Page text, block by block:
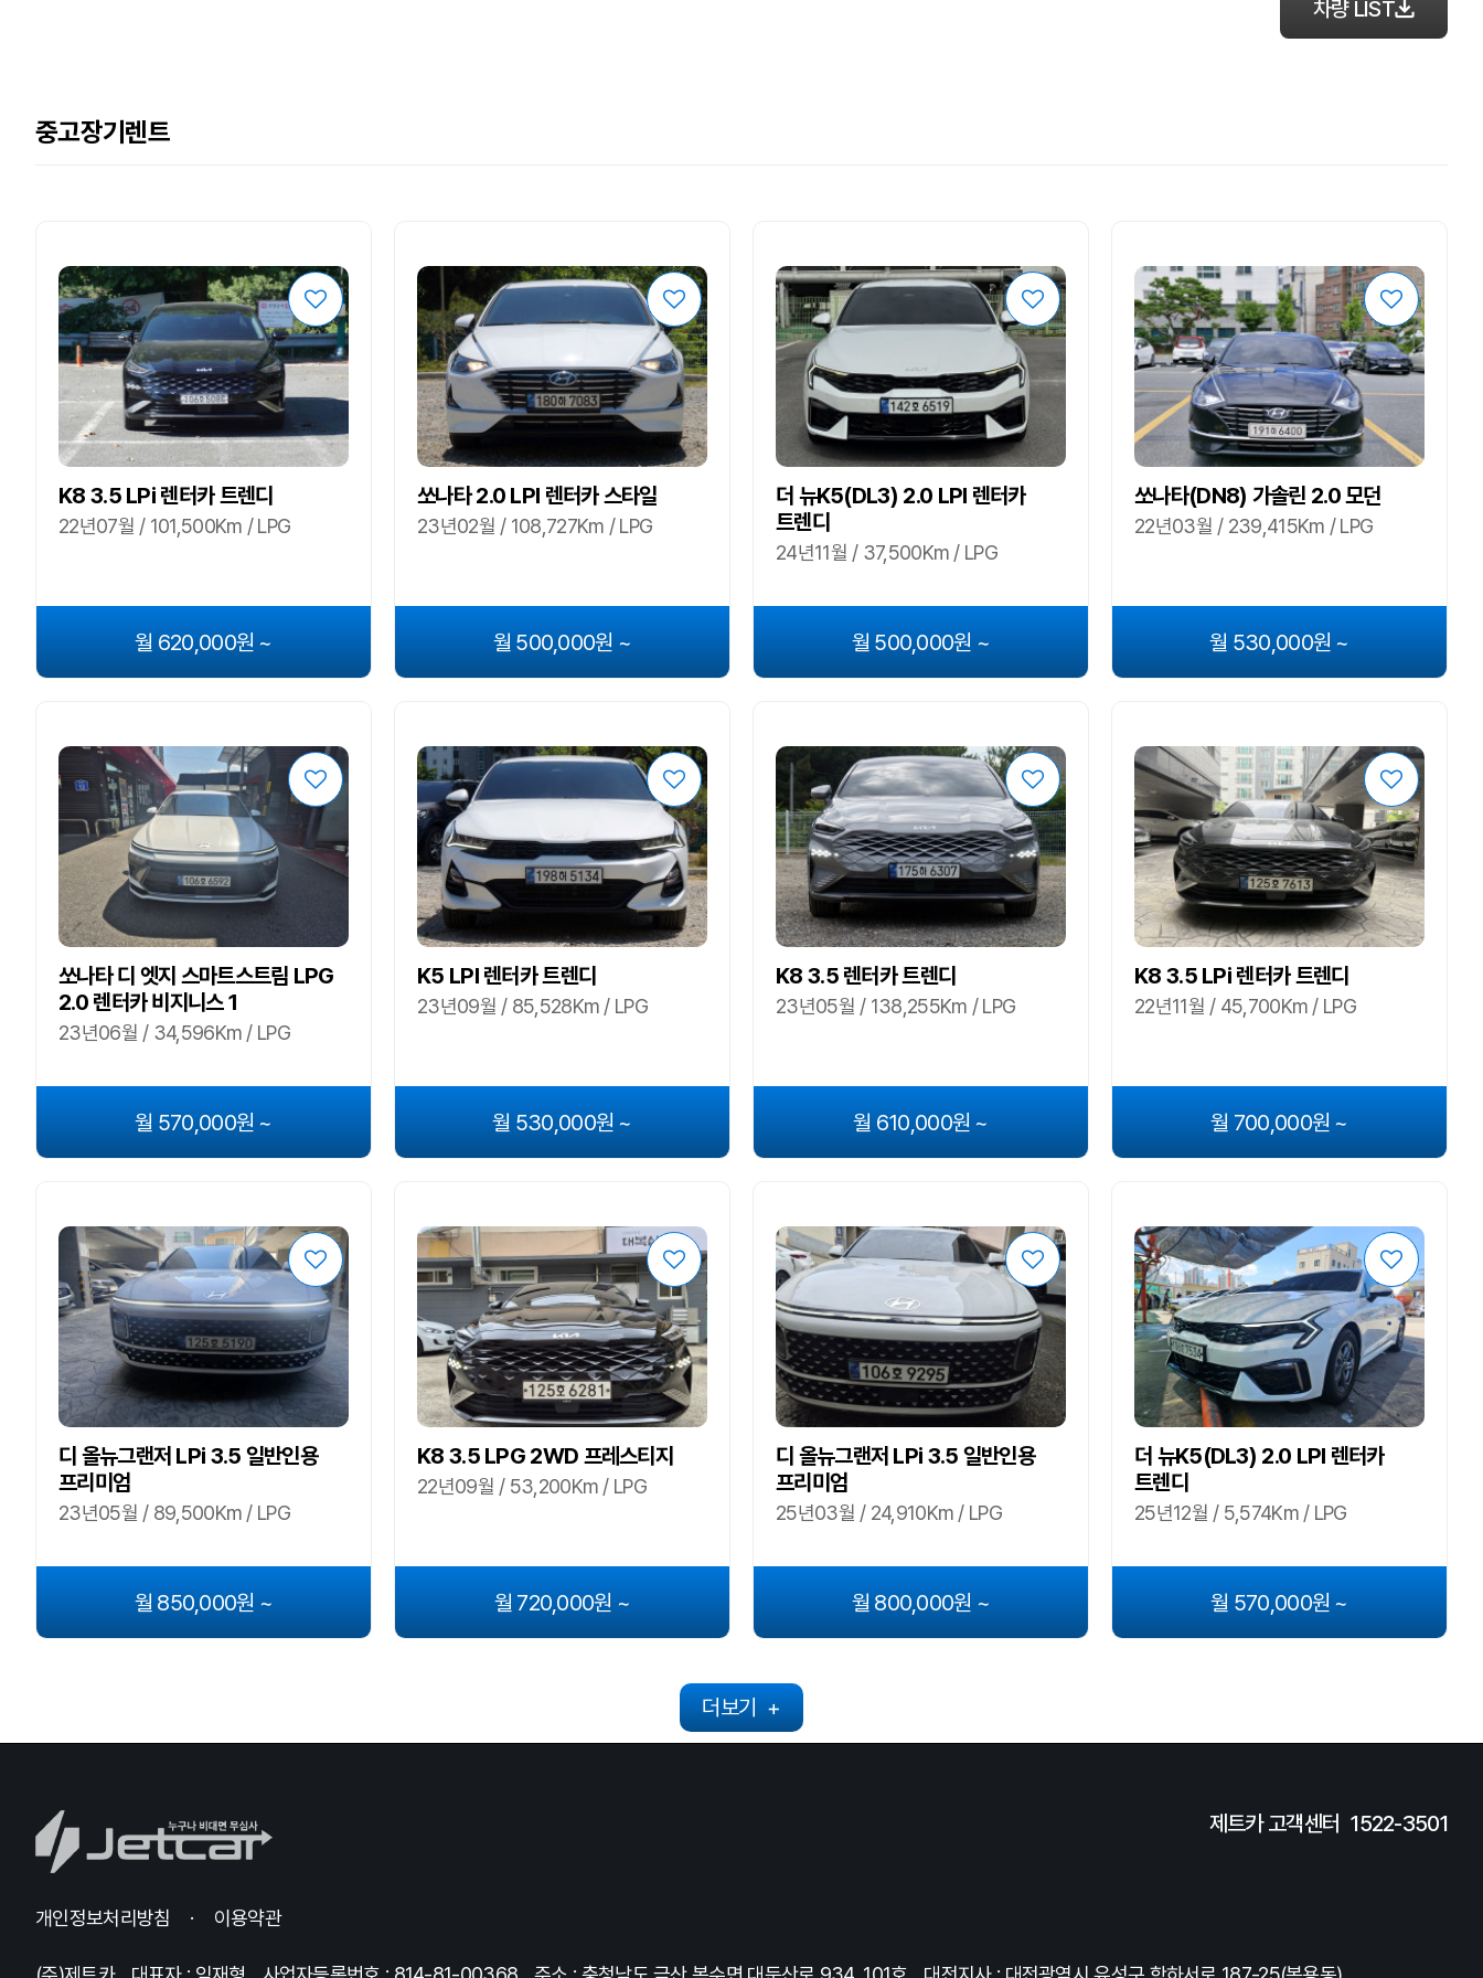
차량 LIST
중고장기렌트
K8 3.5 LPi 렌터카 트렌디
22년07월 / 101,500Km / LPG
월 620,000원 ~
쏘나타 2.0 LPI 렌터카 스타일
23년02월 / 108,727Km / LPG
월 500,000원 ~
더 뉴K5(DL3) 2.0 LPI 렌터카
트렌디
24년11월 / 37,500Km / LPG
월 500,000원 ~
쏘나타(DN8) 가솔린 2.0 모던
22년03월 / 239,415Km / LPG
월 530,000원 ~
쏘나타 디 엣지 스마트스트림 LPG
2.0 렌터카 비지니스 1
23년06월 / 34,596Km / LPG
월 570,000원 ~
K5 LPI 렌터카 트렌디
23년09월 / 85,528Km / LPG
월 530,000원 ~
K8 3.5 렌터카 트렌디
23년05월 / 138,255Km / LPG
월 610,000원 ~
K8 3.5 LPi 렌터카 트렌디
22년11월 / 45,700Km / LPG
월 700,000원 ~
디 올뉴그랜저 LPi 3.5 일반인용
프리미엄
23년05월 / 89,500Km / LPG
월 850,000원 ~
K8 3.5 LPG 2WD 프레스티지
22년09월 / 53,200Km / LPG
월 720,000원 ~
디 올뉴그랜저 LPi 3.5 일반인용
프리미엄
25년03월 / 24,910Km / LPG
월 800,000원 ~
더 뉴K5(DL3) 2.0 LPI 렌터카
트렌디
25년12월 / 5,574Km / LPG
월 570,000원 ~
더보기 +
제트카 고객센터 1522-3501
개인정보처리방침 이용약관